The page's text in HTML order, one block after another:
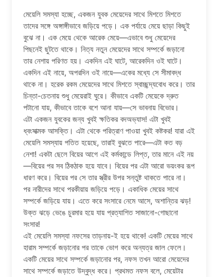
মেয়েলি সমস্যা হচ্ছে, একজন যুবক মেয়েদের সাথে মিশতে মিশতে
তাদের সঙ্গে অঙ্গাঙ্গীভাবে জড়িয়ে পড়ে। এক পর্যায়ে মেয়ে ছাড়া কিছুই
বুঝে না। এক মেয়ে থেকে আরেক মেয়ে—এভাবে শুধু মেয়েদের
পিছনেই ছুটতে থাকে। নিত্য নতুন মেয়েদের সাথে সম্পর্কে জড়ানো
তার নেশায় পরিণত হয়। একদিন এই ঘাটে, আরেকদিন ওই ঘাটে।
একদিন এই নায়ে, অপরদিন ওই নায়ে—একের মধ্যে সে সীমাবদ্ধ
থাকে না। হরেক রকম মেয়েদের সাথে মিশতে স্বাচ্ছন্দ্যবোধ করে। তার
চিন্তা-চেতনায় শুধু মেয়েরাই ঘুরে। কীভাবে একটি মেয়েকে দ্রুত
পটানো যায়, কীভাবে তাকে বশে আনা যায়—সে ভাবনায় বিভোর।
এটা একজন যুবকের জন্য খুবই ক্ষতিকর বদঅভ্যাস! এটা খুবই
ধ্বংসাত্মক আসক্তি। এটা থেকে পরিত্রাণ পাওয়া খুবই কষ্টকর! যারা এই
মেয়েলি সমস্যায় পতিত হয়েছে, তারাই বুঝতে পারে—এটা কত বড়
নেশা! একটা ছেলে বিয়ের আগে এই কর্মকান্ডে লিপ্ত, তার মানে এই নয়
—বিয়ের পর সব ঠিকঠাক হয়ে যাবে। বিয়ের পর এটা আরো ভয়ংকর রূপ
ধারণ করে। বিয়ের পর সে তার স্ত্রীর উপর সন্তুষ্ট থাকতে পারে না।
পর নারীদের সাথে পরকীয়ায় জড়িয়ে পড়ে। একাধিক মেয়ের সাথে
সম্পর্কে জড়িয়ে যায়। এতে করে সংসারে নেমে আসে, অশান্তির ঝড়!
উক্ত ঝড়ে ভেঙে চুরমার হয়ে যায় প্রত্যাশিত সাজানো-গোছানো
সংসার!
এই মেয়েলি সমস্যা নফসের তাড়নায়-ই হয়ে থাকে! একটি মেয়ের সাথে
হারাম সম্পর্কে জড়ানোর পর তাকে ভোগ করে অন্যত্র জাল ফেলে।
একটি মেয়ের সাথে সম্পর্কে জড়ানোর পর, নফস তখন আরো মেয়েদের
সাথে সম্পর্কে জড়াতে উদ্বুদ্ধ করে। প্রথমত নফস বলে, মেয়েটার